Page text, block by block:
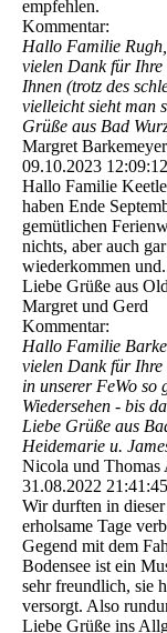
empfehlen.
Kommentar:
Hallo Familie Rugh,
vielen Dank für Ihre
Ihnen (trotz des
vielleicht sieht man
Grüße aus Bad
Margret Barkemeyer
09.10.2023 12:09:12
Hallo Familie
haben Ende
gemütlichen
nichts, aber auch
wiederkommen
Liebe Grüße aus
Margret und Gerd
Kommentar:
Hallo Familie
vielen Dank für Ihre
in unserer FeWo so
Wiedersehen - bis
Liebe Grüße aus
Heidemarie u.
Nicola und Thomas
31.08.2022 21:41:45
Wir durften in
erholsame Tage
Gegend mit dem
Bodensee ist ein
sehr freundlich, sie
versorgt. Also
Liebe Grüße ins